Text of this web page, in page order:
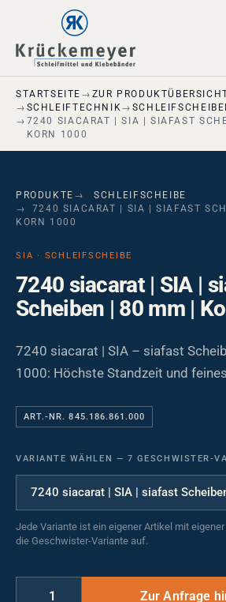
Skip to main navigation
Skip to main content
Skip to page footer
STARTSEITE ZUR
SCHLEIFTECHNIK
7240 SIACARAT | SIA | SIAFAST
KORN 1000
PRODUKTE
SCHLEIFSCHEIBE
7240 SIACARAT | SIA | SIAFAST
KORN 1000
SIA · SCHLEIFSCHEIBE
7240 siacarat | SIA |
Scheiben | 80 mm |
7240 siacarat | SIA – siafast
1000: Höchste Standzeit und
ART.-NR. 845.186.861.000
VARIANTE WÄHLEN — 7 GESCHWISTER-
Jede Variante ist ein eigener Artikel mit
die Geschwister-Variante auf.